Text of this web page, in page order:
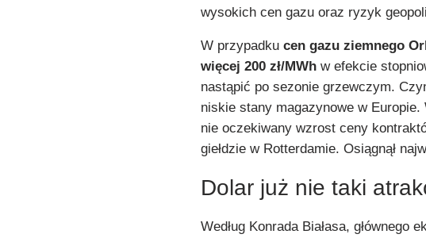
wysokich cen gazu oraz ryzyk
W przypadkucen gazu ziemnego
więcej 200 zł/MWh w efekcie
nastąpić po sezonie grzewczym.
niskie stany magazynowe w
nie oczekiwany wzrost ceny
giełdzie w Rotterdamie. Osiągnął
Dolar już nie taki
Według Konrada Białasa,